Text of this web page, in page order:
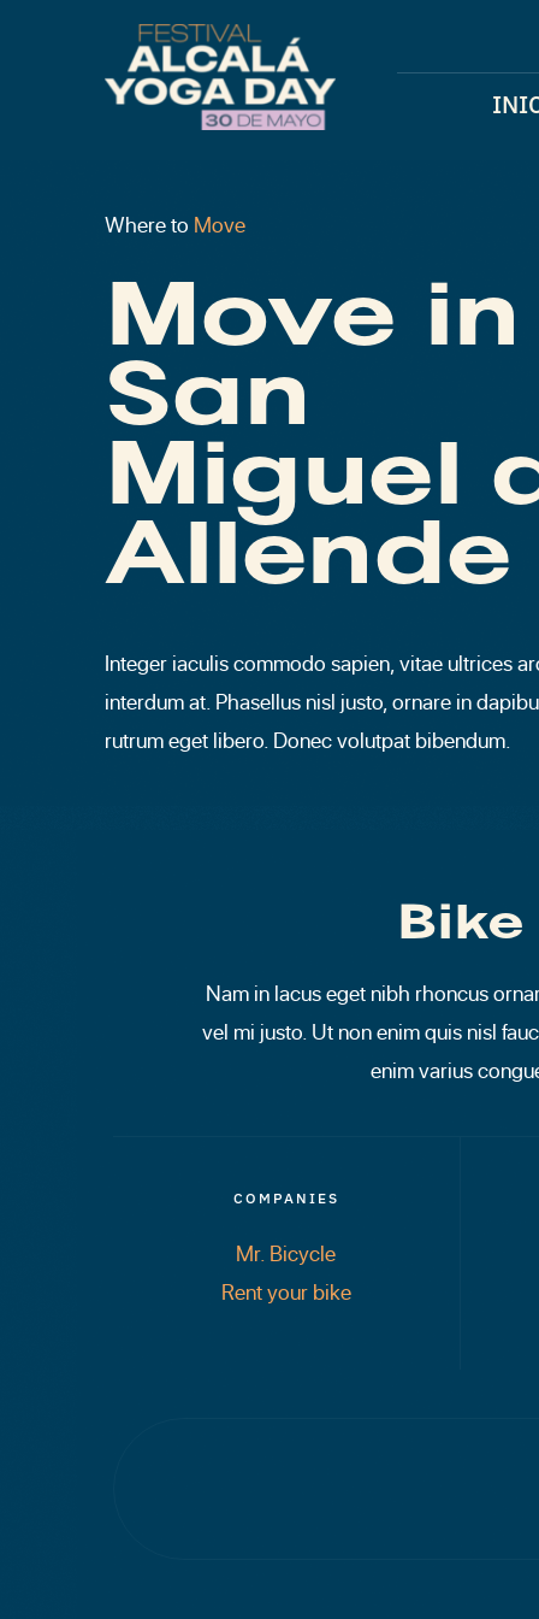
Where to Move
Move in
San
Miguel
Allende
Integer iaculis commodo sapien, vitae ultrices
interdum at. Phasellus nisl justo, ornare in
rutrum eget libero. Donec volutpat bibendum.
Bike
Nam in lacus eget nibh rhoncus
vel mi justo. Ut non enim quis nisl
enim varius
COMPANIES
Mr. Bicycle
Rent your bike